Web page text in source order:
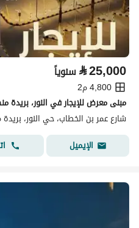
⃁25,000 سنوياً
4,800 م2
مبنى معرض للإيجار في النور، بريدة
شارع عمر بن الخطاب، حي النور،
الإيميل